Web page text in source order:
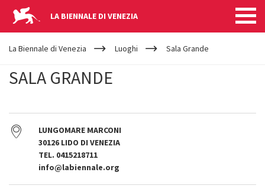
LA BIENNALE DI VENEZIA
YOUR
ARE
La Biennale di Venezia Luoghi Sala Grande
SALA GRANDE
LUNGOMARE MARCONI
30126 LIDO DI VENEZIA
TEL. 0415218711
info@labiennale.org